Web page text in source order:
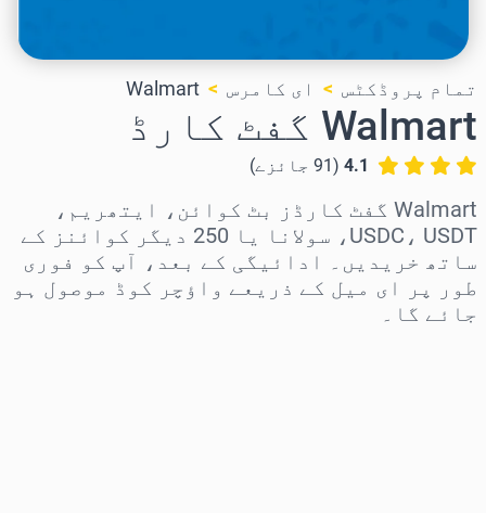
تمام پروڈکٹس ای کامرس Walmart
Walmart گفٹ کارڈ
4.1
(
91 جائزے)
Walmart گفٹ کارڈز بٹ کوائن، ایتھریم،
USDC، USDT، سولانا یا 250 دیگر کوائنز کے
ساتھ خریدیں۔ ادائیگی کے بعد، آپ کو فوری
طور پر ای میل کے ذریعے واؤچر کوڈ موصول ہو
جائے گا۔